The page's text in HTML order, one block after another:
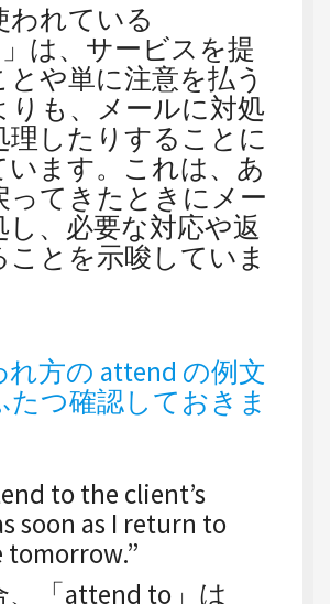
われている
」は、サービスを提
や単に注意を払う
りも、メールに対処
理したりすることに
います。これは、あ
ってきたときにメー
し、必要な対応や返
とを示唆していま
れ方の attend の例文
たつ確認しておきま
to the client’s
soon as I return to
tomorrow.”
、「attend to」は